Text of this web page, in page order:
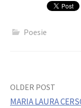
Poesie
Post
OLDER POST
MARIA LAURA